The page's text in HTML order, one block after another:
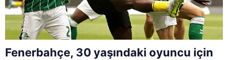
Fenerbahçe, 30 yaşındaki oyuncu için